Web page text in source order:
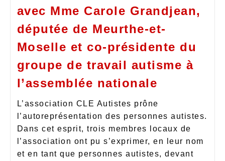
avec Mme Carole Grandjean,
députée de Meurthe-et-
Moselle et co-présidente du
groupe de travail autisme à
l’assemblée nationale
L’association CLE Autistes prône
l’autoreprésentation des personnes autistes.
Dans cet esprit, trois membres locaux de
l’association ont pu s’exprimer, en leur nom
et en tant que personnes autistes, devant